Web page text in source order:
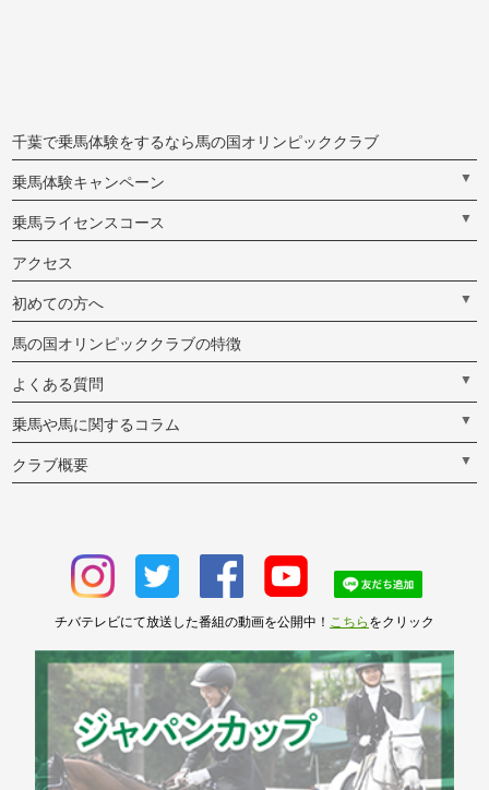
千葉で乗馬体験をするなら馬の国オリンピッククラブ
乗馬体験キャンペーン ▼
乗馬ライセンスコース ▼
アクセス
初めての方へ ▼
馬の国オリンピッククラブの特徴
よくある質問 ▼
乗馬や馬に関するコラム ▼
クラブ概要 ▼
チバテレビにて放送した番組の動画を公開中！ こちら をクリック